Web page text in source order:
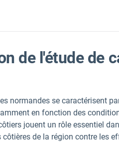
de l'étude de
normandes se caractérisent
en fonction des
jouent un rôle essentiel
de la région contre les